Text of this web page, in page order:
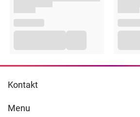
Kontakt
Menu